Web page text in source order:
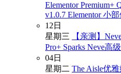
Elementor Premium+
v1.0.7 Elementor 小
12 日
星期三
【亲测】
Pro+ Sparks Neve高
04日
星期二 The Aisle优